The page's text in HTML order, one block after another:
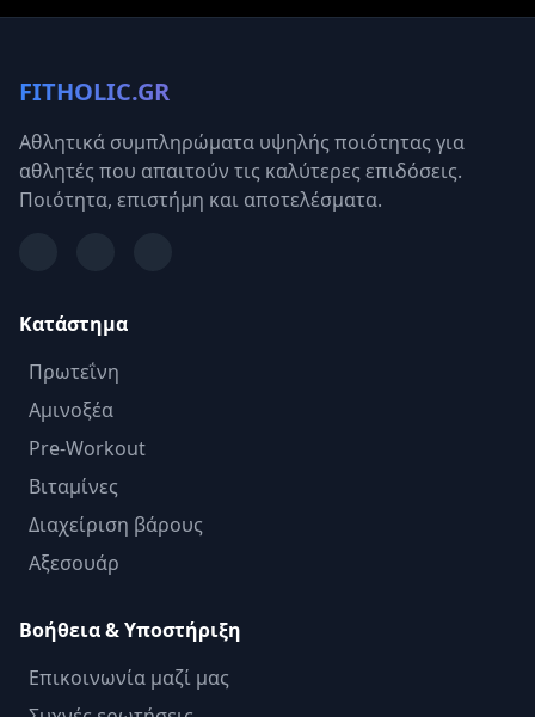
FITHOLIC.GR
Αθλητικά συμπληρώματα υψηλής ποιότητας για
αθλητές που απαιτούν τις καλύτερες επιδόσεις.
Ποιότητα, επιστήμη και αποτελέσματα.
Κατάστημα
Πρωτεΐνη
Αμινοξέα
Pre-Workout
Βιταμίνες
Διαχείριση βάρους
Αξεσουάρ
Βοήθεια & Υποστήριξη
Επικοινωνία μαζί μας